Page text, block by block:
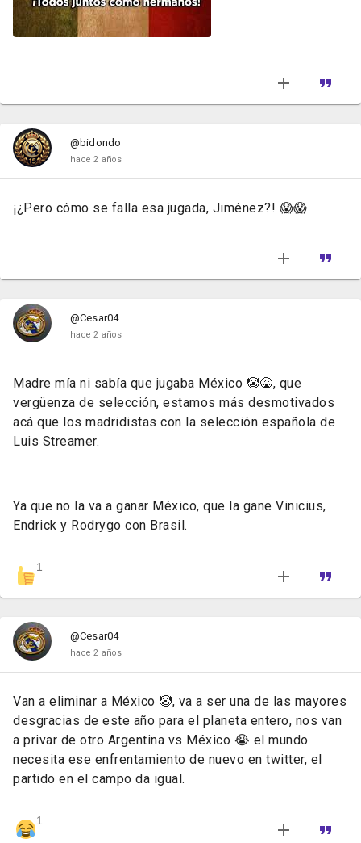
@bidondo
hace 2 años
¡¿Pero cómo se falla esa jugada, Jiménez?! 😱😱
@Cesar04
hace 2 años
Madre mía ni sabía que jugaba México 🤡🤮, que
vergüenza de selección, estamos más desmotivados
acá que los madridistas con la selección española de
Luis Streamer.
Ya que no la va a ganar México, que la gane Vinicius,
Endrick y Rodrygo con Brasil.
1
@Cesar04
hace 2 años
Van a eliminar a México 🤡, va a ser una de las mayores
desgracias de este año para el planeta entero, nos van
a privar de otro Argentina vs México 😭 el mundo
necesita ese enfrentamiento de nuevo en twitter, el
partido en el campo da igual.
1